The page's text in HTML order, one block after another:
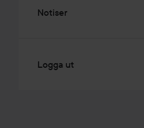
Notiser
Logga ut